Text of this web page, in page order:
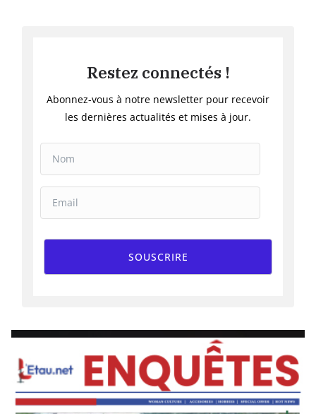
Restez connectés !
Abonnez-vous à notre newsletter pour recevoir
les dernières actualités et mises à jour.
SOUSCRIRE